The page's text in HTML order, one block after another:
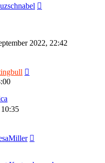
2022, 22:42